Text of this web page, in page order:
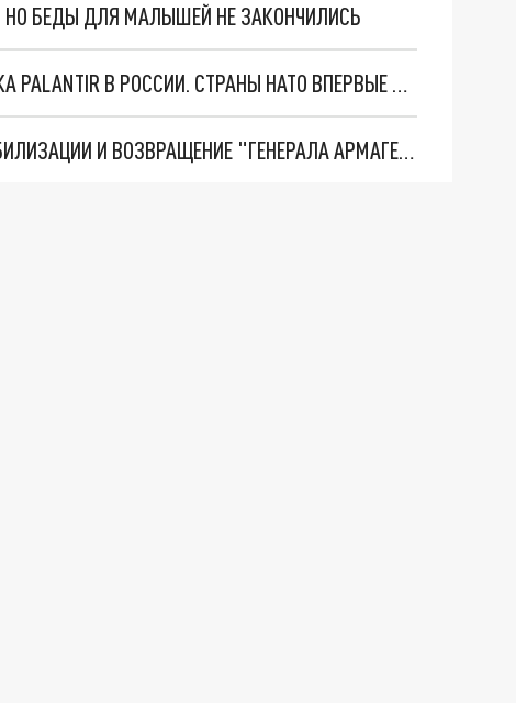
БЕДЫ ДЛЯ МАЛЫШЕЙ НЕ ЗАКОНЧИЛИСЬ
"ОЧЕНЬ ПЛОХИЕ НОВОСТИ": БОЛЬШАЯ ОШИБКА PALANTIR В РОССИИ. СТРАНЫ НАТО ВПЕРВЫЕ ЗА СВО ОСТАНОВИЛИ ПОСТАВКИ ОРУЖИЯ. ВСУ ТЕРЯЮТ ПРИГРАНИЧЬЕ?
ТРИ ГЛАВНЫХ ИНСАЙДА ОБ СВО. ОТМЕНА МОБИЛИЗАЦИИ И ВОЗВРАЩЕНИЕ "ГЕНЕРАЛА АРМАГЕДДОНА"? ОТЛИЧНЫЕ НОВОСТИ, КОТОРЫЕ ЖДАЛИ ВСЕ